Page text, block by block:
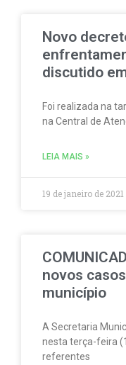
Novo
discutido
Foi realizada na
na Central de
LEIA MAIS »
19 de janeiro de 2021
novos
município
A Secretaria
nesta terça-feira
referentes